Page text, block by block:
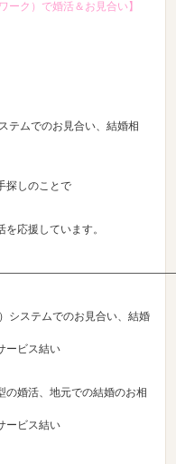
ーク）で婚活＆お見合い】
テムでのお見合い、結婚相
探しのことで
応援しています。
システムでのお見合い、結婚
ービス結い
の婚活、地元での結婚のお相
ービス結い